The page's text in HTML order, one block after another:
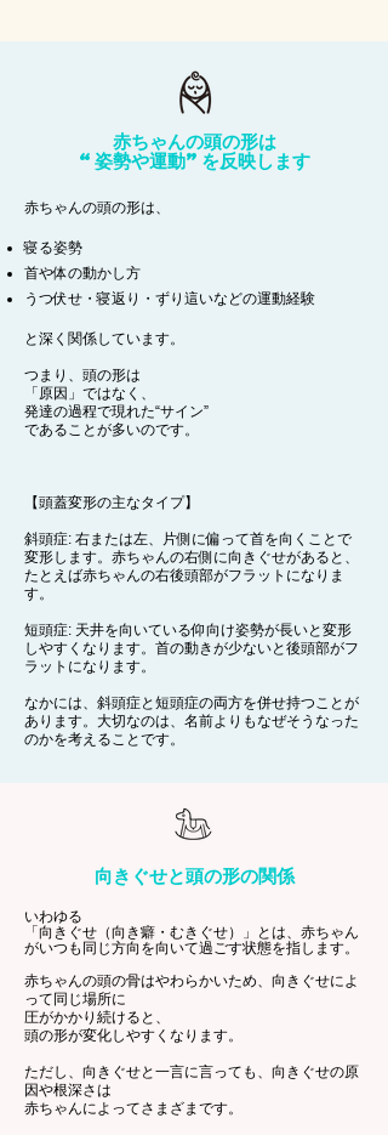
赤ちゃんの頭の形は
“姿勢や運動”を反映します
赤ちゃんの頭の形は、
寝る姿勢
首や体の動かし方
うつ伏せ・寝返り・ずり這いなどの運動経験
と深く関係しています。
つまり、頭の形は
「原因」ではなく、
発達の過程で現れた“サイン”
であることが多いのです。
【頭蓋変形の主なタイプ】
斜頭症: 右または左、片側に偏って首を向くことで
変形します。赤ちゃんの右側に向きぐせがあると、
たとえば赤ちゃんの右後頭部がフラットになりま
す。
短頭症: 天井を向いている仰向け姿勢が長いと変形
しやすくなります。首の動きが少ないと後頭部がフ
ラットになります。
なかには、斜頭症と短頭症の両方を併せ持つことが
あります。大切なのは、名前よりもなぜそうなった
のかを考えることです。
向きぐせと頭の形の関係
いわゆる
「向きぐせ（向き癖・むきぐせ）」とは、赤ちゃん
がいつも同じ方向を向いて過ごす状態を指します。
赤ちゃんの頭の骨はやわらかいため、向きぐせによ
って同じ場所に
圧がかかり続けると、
頭の形が変化しやすくなります。
ただし、向きぐせと一言に言っても、向きぐせの原
因や根深さは
赤ちゃんによってさまざまです。